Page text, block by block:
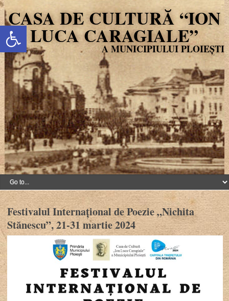
Deschide bara de unelte
CASA DE CULTURĂ “ION
LUCA CARAGIALE”
Festivalul Internațional de Poezie „Nichita
Stănescu”, 21-31 martie 2024